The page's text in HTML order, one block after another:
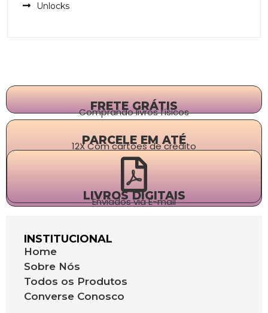
Unlocks
FRETE GRÁTIS
Comprando livros físicos
PARCELE EM ATÉ
12X Com cartões de crédito
LIVROS DIGITAIS
Enviados via E-mail
INSTITUCIONAL
Home
Sobre Nós
Todos os Produtos
Converse Conosco